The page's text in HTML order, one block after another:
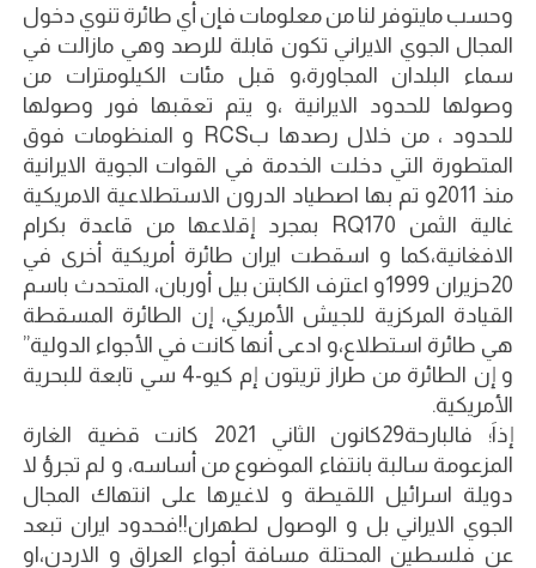
وحسب مايتوفر لنا من معلومات فإن أي طائرة تنوي دخول
المجال الجوي الايراني تكون قابلة للرصد وهي مازالت في
سماء البلدان المجاورة،و قبل مئات الكيلومترات من
وصولها للحدود الايرانية ،و يتم تعقبها فور وصولها
للحدود ، من خلال رصدها بRCS و المنظومات فوق
المتطورة التي دخلت الخدمة في القوات الجوية الايرانية
منذ 2011و تم بها اصطياد الدرون الاستطلاعية الامريكية
غالية الثمن RQ170 بمجرد إقلاعها من قاعدة بكرام
الافغانية،كما و اسقطت ايران طائرة أمريكية أخرى في
20حزيران 1999و اعترف الكابتن بيل أوربان، المتحدث باسم
القيادة المركزية للجيش الأمريكي، إن الطائرة المسقطة
هي طائرة استطلاع،و ادعى أنها كانت في الأجواء الدولية”
و إن الطائرة من طراز تريتون إم كيو-4 سي تابعة للبحرية
الأمريكية.
إذاَ؛ فالبارحة29كانون الثاني 2021 كانت قضية الغارة
المزعومة سالبة بانتفاء الموضوع من أساسه، و لم تجرؤ لا
دويلة اسرائيل اللقيطة و لاغيرها على انتهاك المجال
الجوي الايراني بل و الوصول لطهران!!فحدود ايران تبعد
عن فلسطين المحتلة مسافة أجواء العراق و الاردن،او